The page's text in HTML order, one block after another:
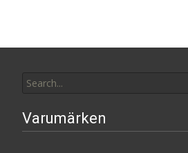
for:
Varumärken